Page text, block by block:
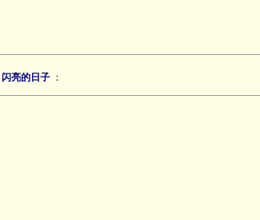
闪亮的日子 ：